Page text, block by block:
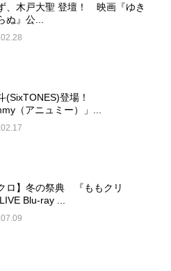
、木戸大聖 登壇！ 映画『ゆき
ぬ』公...
(SixTONES)登場！
（アニュミー）」...
ロ】冬の祭典 『ももクリ
Blu-ray ...